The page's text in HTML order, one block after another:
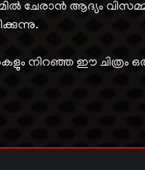
ചേരാന്‍ ആദ്യം
നിറഞ്ഞ ഈ